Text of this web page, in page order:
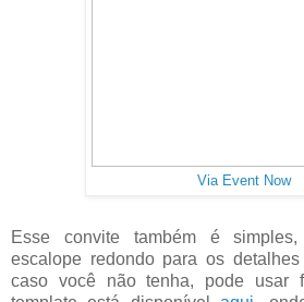
Via Event Now
Esse convite também é
escalope redondo para os
caso você não tenha, pode usar